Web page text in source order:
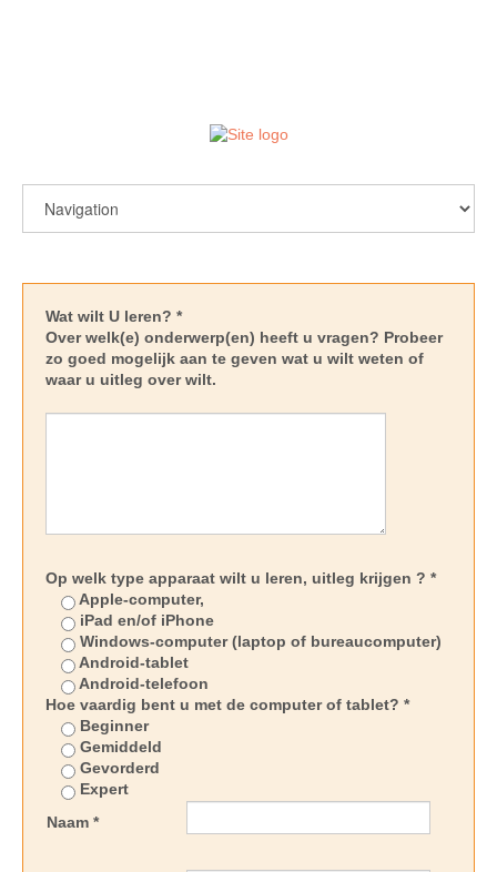
Wat wilt U leren? *
Over welk(e) onderwerp(en) heeft u vragen? Probeer
zo goed mogelijk aan te geven wat u wilt weten of
waar u uitleg over wilt.
Op welk type apparaat wilt u leren, uitleg krijgen ? *
Apple-computer,
iPad en/of iPhone
Windows-computer (laptop of bureaucomputer)
Android-tablet
Android-telefoon
Hoe vaardig bent u met de computer of tablet? *
Beginner
Gemiddeld
Gevorderd
Expert
Naam *